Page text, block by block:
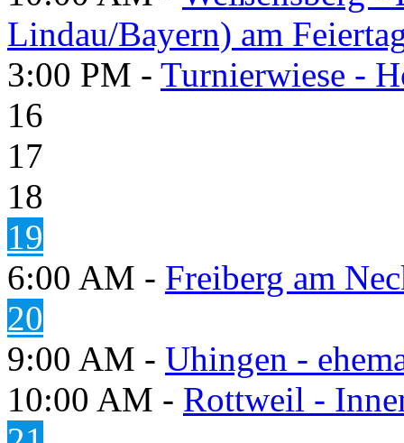
Lindau/Bayern) am
3:00 PM - Turnierwiese -
16
17
18
19
6:00 AM - Freiberg am
20
9:00 AM - Uhingen -
10:00 AM - Rottweil -